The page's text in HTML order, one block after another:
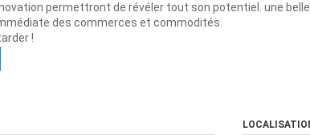
permettront de révéler tout son potentiel. une
des commerces et commodités.
!